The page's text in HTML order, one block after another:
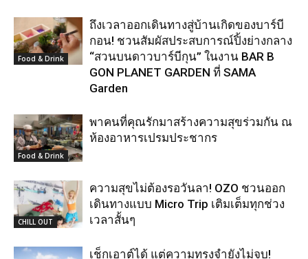
Food & Drink
ถึงเวลาออกเดินทางสู่บ้านเกิดของบาร์บี
กอน! ชวนสัมผัสประสบการณ์ปิ้งย่างกลาง
“สวนบนดาวบาร์บีกุน” ในงาน BAR B
GON PLANET GARDEN ที่ SAMA
Garden
Food & Drink
พาคนที่คุณรักมาสร้างความสุขร่วมกัน ณ
ห้องอาหารเปรมประชากร
CHILL OUT
ความสุขไม่ต้องรอวันลา! OZO ชวนออก
เดินทางแบบ Micro Trip เติมเต็มทุกช่วง
เวลาสั้นๆ
เช็กเอาต์ได้ แต่ความทรงจำยังไม่จบ!